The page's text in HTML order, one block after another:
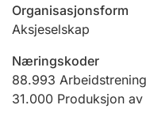
Ektepaktrettleiaren
Andre tema
Organisasjonsform
Aksjeselskap
Næringskoder
88.993
31.000 Produksjon